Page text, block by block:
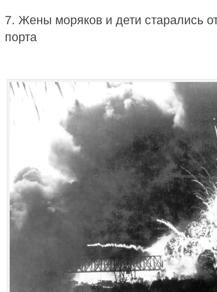
7. Жены моряков и дети старались
порта